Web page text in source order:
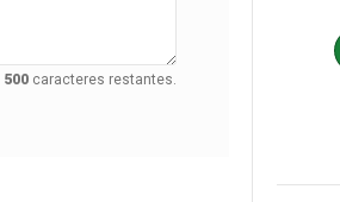
500caracteres restantes.